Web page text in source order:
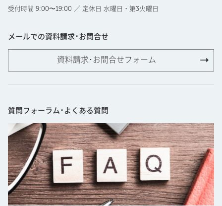
受付時間 9:00〜19:00 ／ 定休日 水曜日・第3火曜日
メールでの資料請求･お問合せ
資料請求･お問合せフォーム
質問フォーラム･よくある質問